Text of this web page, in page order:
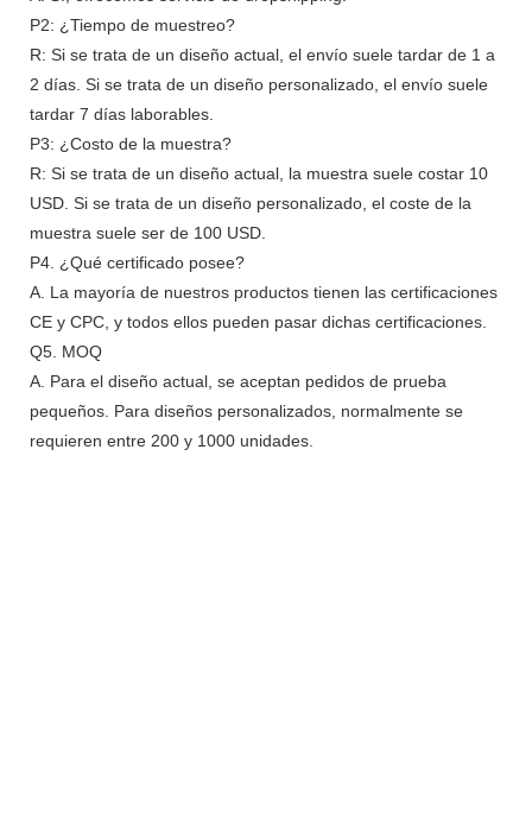
P2: ¿Tiempo de muestreo?
R: Si se trata de un diseño actual, el envío suele tardar de 1 a
2 días. Si se trata de un diseño personalizado, el envío suele
tardar 7 días laborables.
P3: ¿Costo de la muestra?
R: Si se trata de un diseño actual, la muestra suele costar 10
USD. Si se trata de un diseño personalizado, el coste de la
muestra suele ser de 100 USD.
P4. ¿Qué certificado posee?
A. La mayoría de nuestros productos tienen las certificaciones
CE y CPC, y todos ellos pueden pasar dichas certificaciones.
Q5. MOQ
A. Para el diseño actual, se aceptan pedidos de prueba
pequeños. Para diseños personalizados, normalmente se
requieren entre 200 y 1000 unidades.